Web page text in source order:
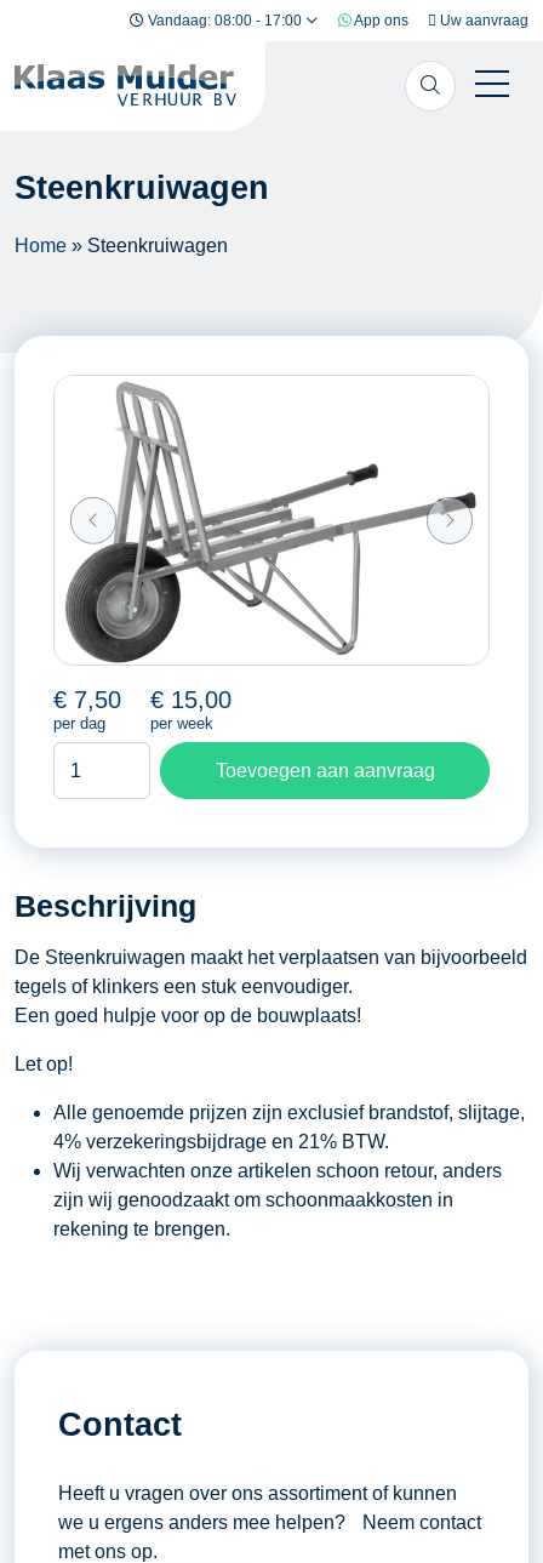
Ga naar inhoud Vandaag: 08:00 - 17:00 App ons Uw aanvraag
Steenkruiwagen
Home » Steenkruiwagen
€ 7,50
per dag
€ 15,00
per week
Steenkruiwagen
Toevoegen aan aanvraag
Beschrijving
De Steenkruiwagen maakt het verplaatsen van bijvoorbeeld
tegels of klinkers een stuk eenvoudiger.
Een goed hulpje voor op de bouwplaats!
Let op!
Alle genoemde prijzen zijn exclusief brandstof, slijtage,
4% verzekeringsbijdrage en 21% BTW.
Wij verwachten onze artikelen schoon retour, anders
zijn wij genoodzaakt om schoonmaakkosten in
rekening te brengen.
Contact
Heeft u vragen over ons assortiment of kunnen
we u ergens anders mee helpen? Neem contact
met ons op.